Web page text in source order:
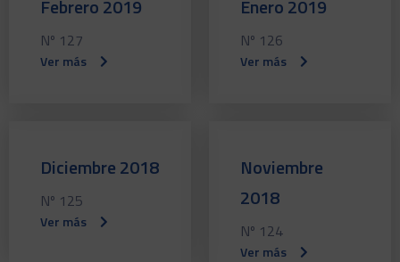
Febrero 2019
Nº 127
Ver más
Enero 2019
Nº 126
Ver más
Diciembre 2018
Nº 125
Ver más
Noviembre
2018
Nº 124
Ver más